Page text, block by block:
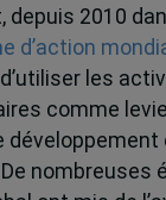
depuis 2010
d’action
d’utiliser les
comme
développement
nombreuses